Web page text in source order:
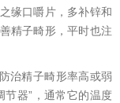
缘口嚼片，多补锌和
精子畸形，平时也注
治精子畸形率高或弱
节器”，通常它的温度